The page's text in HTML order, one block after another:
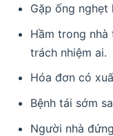
Gặp ống
Hầm trong nhà
trách nhiệm ai.
Hóa đơn có
Bệnh tái sớm
Người nhà